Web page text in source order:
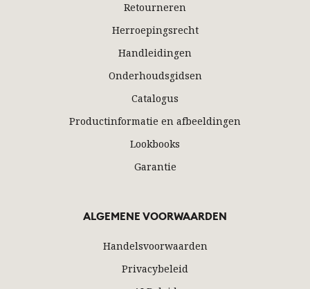
Retourneren
Herroepingsrecht
Handleidingen
Onderhoudsgidsen
Catalogus
Productinformatie en afbeeldingen
Lookbooks
Garantie
ALGEMENE VOORWAARDEN
Handelsvoorwaarden
Privacybeleid